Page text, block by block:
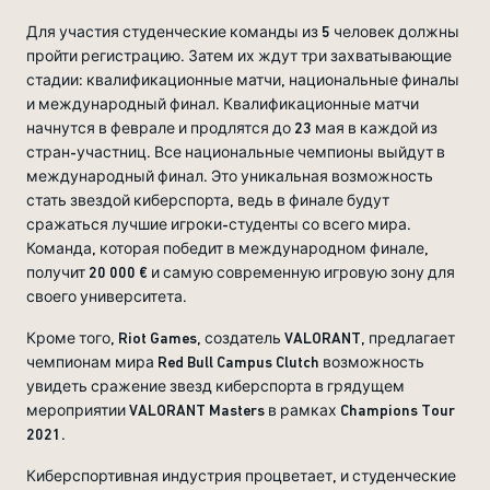
Для участия студенческие команды из 5 человек должны
пройти регистрацию. Затем их ждут три захватывающие
стадии: квалификационные матчи, национальные финалы
и международный финал. Квалификационные матчи
начнутся в феврале и продлятся до 23 мая в каждой из
стран-участниц. Все национальные чемпионы выйдут в
международный финал. Это уникальная возможность
стать звездой киберспорта, ведь в финале будут
сражаться лучшие игроки-студенты со всего мира.
Команда, которая победит в международном финале,
получит 20 000 € и самую современную игровую зону для
своего университета.
Кроме того, Riot Games, создатель VALORANT, предлагает
чемпионам мира Red Bull Campus Clutch возможность
увидеть сражение звезд киберспорта в грядущем
мероприятии VALORANT Masters в рамках Champions Tour
2021.
Киберспортивная индустрия процветает, и студенческие